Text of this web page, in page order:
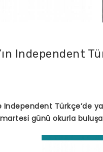
Independent
Independent Türkçe’de
günü okurla